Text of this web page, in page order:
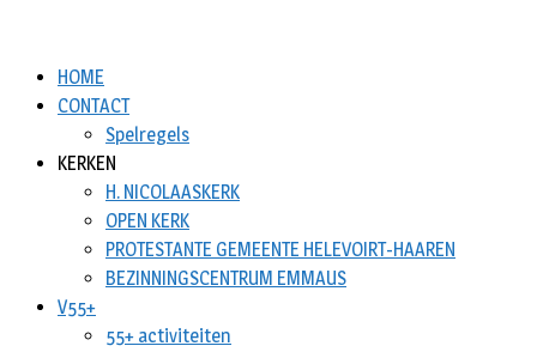
HOME
CONTACT
Spelregels
KERKEN
H. NICOLAASKERK
OPEN KERK
PROTESTANTE GEMEENTE HELEVOIRT-HAAREN
BEZINNINGSCENTRUM EMMAUS
V55+
55+ activiteiten